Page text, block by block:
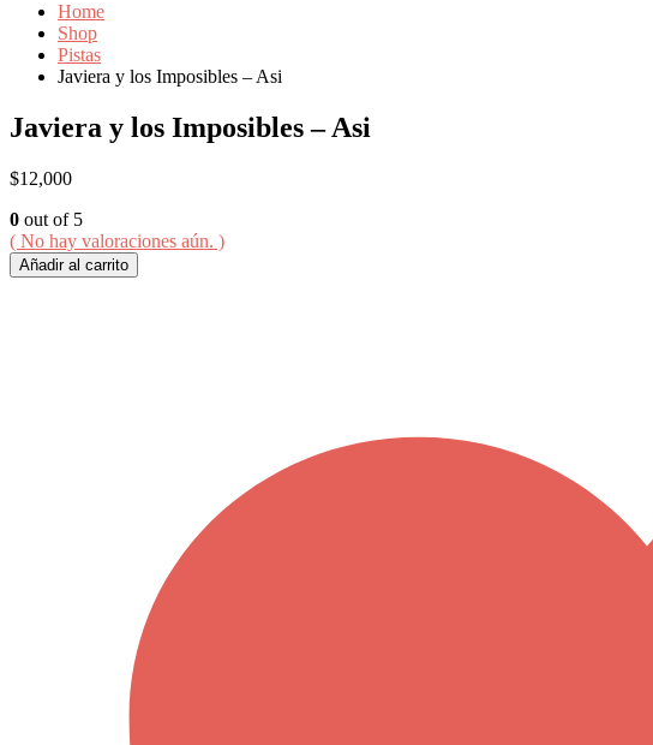
Home
Shop
Pistas
Javiera y los Imposibles – Asi
Javiera y los Imposibles – Asi
$12,000
0 out of 5
( No hay valoraciones aún. )
Añadir al carrito